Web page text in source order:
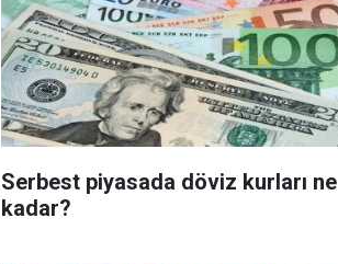
Serbest piyasada döviz kurları ne
kadar?